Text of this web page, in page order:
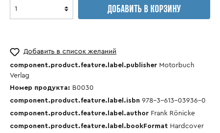
ДОБАВИТЬ В КОРЗИНУ
Добавить в список желаний
component.product.feature.label.publisher Motorbuch
Verlag
Номер продукта: B0030
component.product.feature.label.isbn 978-3-613-03936-0
component.product.feature.label.author Frank Rönicke
component.product.feature.label.bookFormat Hardcover